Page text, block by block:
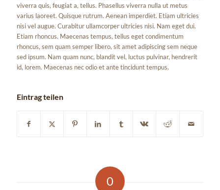
viverra quis, feugiat a, tellus. Phasellus viverra nulla ut metus
varius laoreet. Quisque rutrum. Aenean imperdiet. Etiam ultricies
nisi vel augue. Curabitur ullamcorper ultricies nisi. Nam eget dui.
Etiam rhoncus. Maecenas tempus, tellus eget condimentum
rhoncus, sem quam semper libero, sit amet adipiscing sem neque
sed ipsum. Nam quam nunc, blandit vel, luctus pulvinar, hendrerit
id, lorem. Maecenas nec odio et ante tincidunt tempus.
Eintrag teilen
0